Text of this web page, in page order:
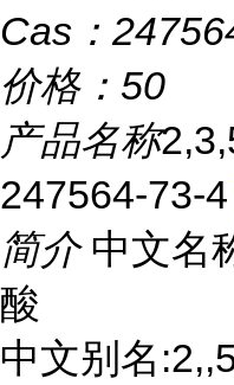
Cas：
价格： 50
产品名称
247564-73-4
简介 中文名
酸
中文别名